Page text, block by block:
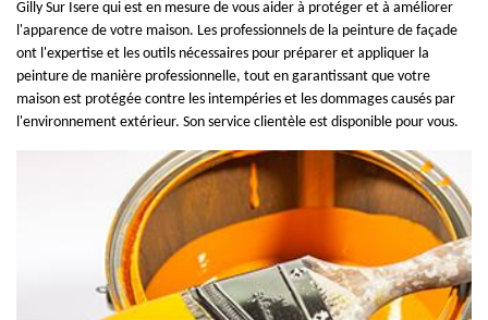
Gilly Sur Isere qui est en mesure de vous aider à protéger et à améliorer
l'apparence de votre maison. Les professionnels de la peinture de façade
ont l'expertise et les outils nécessaires pour préparer et appliquer la
peinture de manière professionnelle, tout en garantissant que votre
maison est protégée contre les intempéries et les dommages causés par
l'environnement extérieur. Son service clientèle est disponible pour vous.